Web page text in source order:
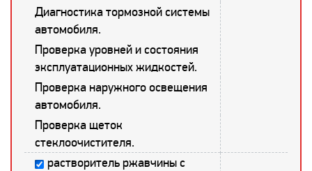
Диагностика тормозной системы
автомобиля.
Проверка уровней и состояния
эксплуатационных жидкостей.
Проверка наружного освещения
автомобиля.
Проверка щеток
стеклоочистителя.
растворитель ржавчины с